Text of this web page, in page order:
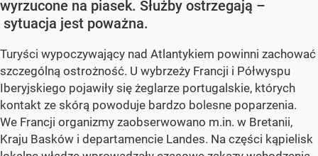
wyrzucone na piasek. Służby ostrzegają –
sytuacja jest poważna.
Turyści wypoczywający nad Atlantykiem powinni zachować
szczególną ostrożność. U wybrzeży Francji i Półwyspu
Iberyjskiego pojawiły się żeglarze portugalskie, których
kontakt ze skórą powoduje bardzo bolesne poparzenia.
We Francji organizmy zaobserwowano m.in. w Bretanii,
Kraju Basków i departamencie Landes. Na części kąpielisk